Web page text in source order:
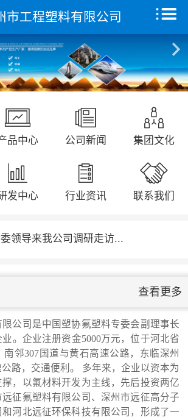
市工程塑料有限公司
品中心 公司新闻 集团文化
发中心 行业资讯 联系我们
仪式...
委领导来我公司调研走访...
行业标准《桥梁支座用高分子材料
送审稿审查会在京召开...
学院与远征环保科技有限公司能源
查看更多
公司是中国塑协氟塑料专委会副理事长
。企业注册资金5000万元，位于河北省
邻307国道与黄石高速公路，东临深州
路，交通便利。 多年来，企业以资本为
，以氟材料开发为主线，先后投资两亿
征氟塑料有限公司、深州市远征高分子
河北远征环保科技有限公司，形成了一
首页
关于我们
产品中心
远征研发中心
集团文化
新闻动态